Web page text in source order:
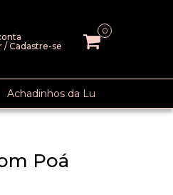
/ Cadastre-se
0
Achadinhos da Lu
Poá